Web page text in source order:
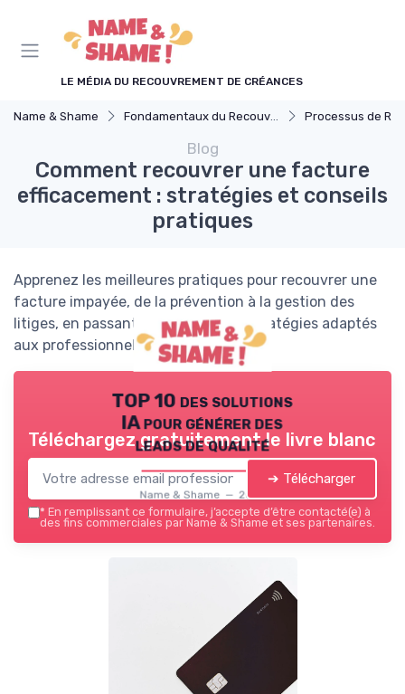
LE MÉDIA DU RECOUVREMENT DE CRÉANCES
Name & Shame Fondamentaux du Recouvrement Processus de
Blog
Comment recouvrer une facture
efficacement : stratégies et conseils
pratiques
Apprenez les meilleures pratiques pour recouvrer une
facture impayée, de la prévention à la gestion des
litiges, en passant par les outils et stratégies adaptés
aux professionnels du recouvrement.
TOP 10 des solutions
IA pour générer des
leads de qualité
Name & Shame — 2026
Téléchargez gratuitement le livre blanc
➔ Télécharger
* En remplissant ce formulaire, j’accepte d’être contacté(e) à
des fins commerciales par Name & Shame et ses partenaires.